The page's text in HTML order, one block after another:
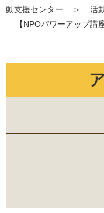
動支援センター
＞ 活
【NPOパワーアップ講